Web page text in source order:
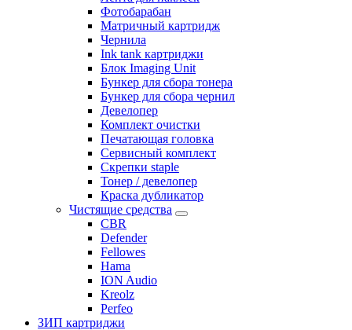
Фотобарабан
Матричный картридж
Чернила
Ink tank картриджи
Блок Imaging Unit
Бункер для сбора тонера
Бункер для сбора чернил
Девелопер
Комплект очистки
Печатающая головка
Сервисный комплект
Скрепки staple
Тонер / девелопер
Краска дубликатор
Чистящие средства
CBR
Defender
Fellowes
Hama
ION Audio
Kreolz
Perfeo
ЗИП картриджи